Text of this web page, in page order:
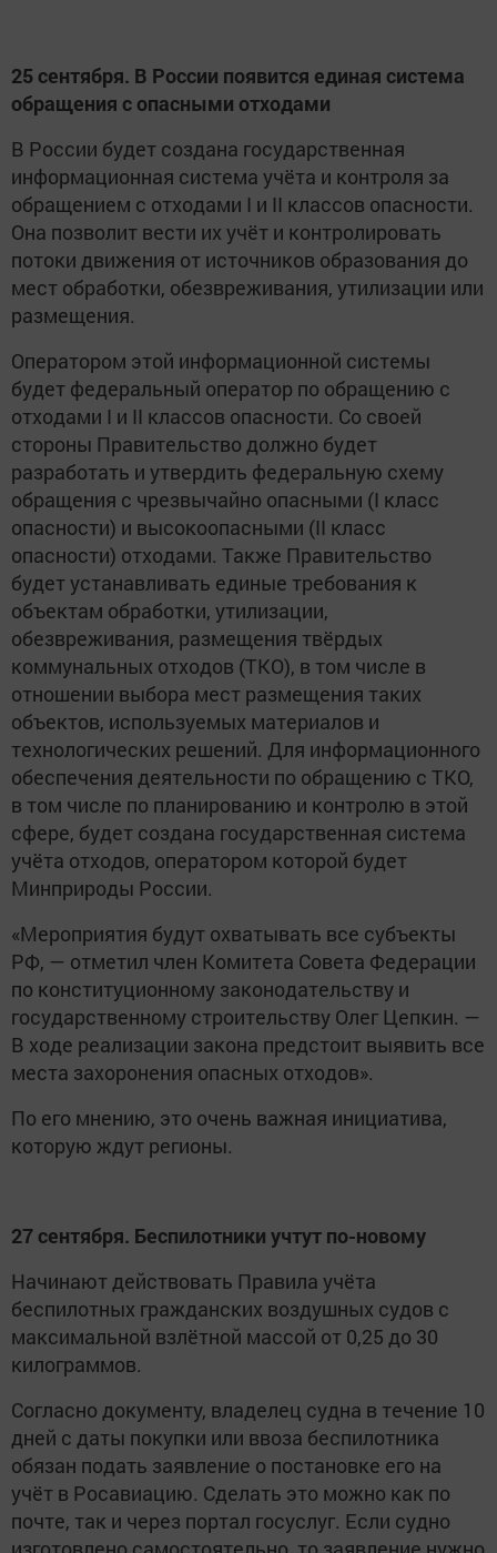
25 сентября. В России появится единая система
обращения с опасными отходами
В России будет создана государственная
информационная система учёта и контроля за
обращением с отходами I и II классов опасности.
Она позволит вести их учёт и контролировать
потоки движения от источников образования до
мест обработки, обезвреживания, утилизации или
размещения.
Оператором этой информационной системы
будет федеральный оператор по обращению с
отходами I и II классов опасности. Со своей
стороны Правительство должно будет
разработать и утвердить федеральную схему
обращения с чрезвычайно опасными (I класс
опасности) и высокоопасными (II класс
опасности) отходами. Также Правительство
будет устанавливать единые требования к
объектам обработки, утилизации,
обезвреживания, размещения твёрдых
коммунальных отходов (ТКО), в том числе в
отношении выбора мест размещения таких
объектов, используемых материалов и
технологических решений. Для информационного
обеспечения деятельности по обращению с ТКО,
в том числе по планированию и контролю в этой
сфере, будет создана государственная система
учёта отходов, оператором которой будет
Минприроды России.
«Мероприятия будут охватывать все субъекты
РФ, — отметил член Комитета Совета Федерации
по конституционному законодательству и
государственному строительству Олег Цепкин. —
В ходе реализации закона предстоит выявить все
места захоронения опасных отходов».
По его мнению, это очень важная инициатива,
которую ждут регионы.
27 сентября. Беспилотники учтут по-новому
Начинают действовать Правила учёта
беспилотных гражданских воздушных судов с
максимальной взлётной массой от 0,25 до 30
килограммов.
Согласно документу, владелец судна в течение 10
дней с даты покупки или ввоза беспилотника
обязан подать заявление о постановке его на
учёт в Росавиацию. Сделать это можно как по
почте, так и через портал госуслуг. Если судно